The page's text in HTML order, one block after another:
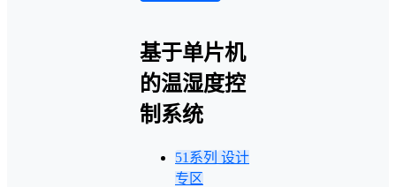
基于单片机
的温湿度控
制系统
51系列 设计
专区